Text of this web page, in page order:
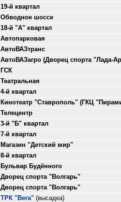
19-й квартал
Обводное шоссе
18-й "А" квартал
Автопарковая
АвтоВАЗтранс
АвтоВАЗагро (Дворец спорта "Лада-
ГСК
Театральная
4-й квартал
Кинотеатр "Ставрополь" (ГКЦ
Телецентр
3-й "Б" квартал
7-й квартал
Магазин "Детский мир"
8-й квартал
Бульвар Будённого
Дворец спорта "Волгарь"
Дворец спорта "Волгарь"
ТРК "Вега" (высадка)